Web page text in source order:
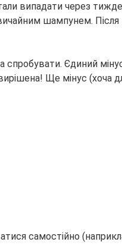
випадати через
шампунем.
Єдиний
Ще мінус (хоча
самостійно